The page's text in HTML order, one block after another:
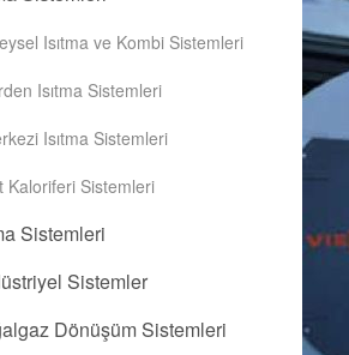
Isıtma ve Kombi Sistemleri
Isıtma Sistemleri
Isıtma Sistemleri
Kaloriferi Sistemleri
Sistemleri
Sistemler
Dönüşüm Sistemleri